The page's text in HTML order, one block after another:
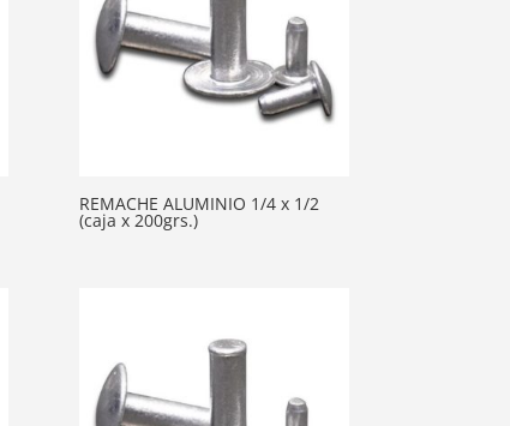
REMACHE ALUMINIO 1/4 x 1/2
(caja x 200grs.)